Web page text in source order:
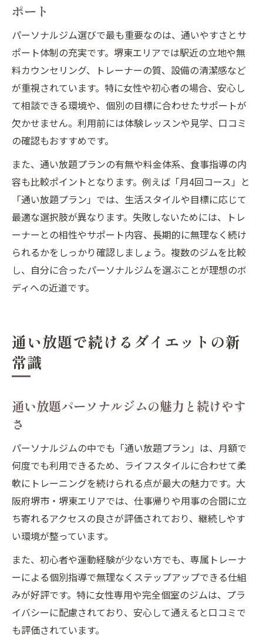
ポート
パーソナルジム選びで最も重要なのは、通いやすさとサ
ポート体制の充実です。堺東エリアでは駅近の立地や無
料カウンセリング、トレーナーの質、設備の清潔感など
が重視されています。特に女性や初心者の場合、安心し
て相談できる環境や、個別の目標に合わせたサポートが
欠かせません。利用前には体験レッスンや見学、口コミ
の確認もおすすめです。
また、通い放題プランの有無や料金体系、食事指導の内
容も比較ポイントとなります。例えば「月4回コース」と
「通い放題プラン」では、生活スタイルや目標に応じて
最適な選択肢が異なります。失敗しないためには、トレ
ーナーとの相性やサポート内容、長期的に無理なく続け
られるかをしっかり確認しましょう。複数のジムを比較
し、自分に合ったパーソナルジムを選ぶことが理想のボ
ディへの近道です。
通い放題で続けるダイエットの新
常識
通い放題パーソナルジムの魅力と続けやす
さ
パーソナルジムの中でも「通い放題プラン」は、月額で
何度でも利用できるため、ライフスタイルに合わせて柔
軟にトレーニングを続けられる点が最大の魅力です。大
阪府堺市・堺東エリアでは、仕事帰りや用事の合間に立
ち寄れるアクセスの良さが評価されており、継続しやす
い環境が整っています。
また、初心者や運動経験が少ない方でも、専属トレーナ
ーによる個別指導で無理なくステップアップできる仕組
みが好評です。特に女性専用や完全個室のジムは、プラ
イバシーに配慮されており、安心して通えると口コミで
も評価されています。